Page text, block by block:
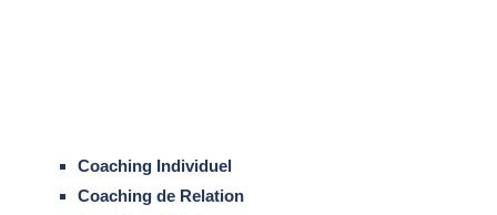
Coaching Individuel
Coaching de Relation